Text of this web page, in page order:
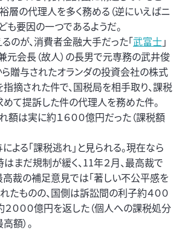
層の代理人を多く務める（逆にいえばニ
も要因の一つであるようだ。
のが、消費者金融大手だった「武富士」
元会長（故人）の長男で元専務の武井俊
贈与されたオランダの投資会社の株式
摘された件で、国税局を相手取り、課税
て提訴した件の代理人を務めた件。
額は実に約１６００億円だった（課税額
よる「課税逃れ」と見られる。現在なら
はまだ規制が緩く、11年２月、最高裁で
裁の補足意見では「著しい不公平感を
たものの、国側は訴訟間の利子約４００
０００億円を返した（個人への課税処分
額）。